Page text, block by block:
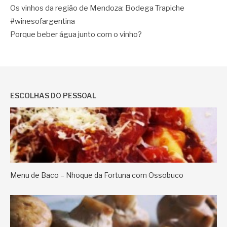
Os vinhos da região de Mendoza: Bodega Trapiche
#winesofargentina
Porque beber água junto com o vinho?
ESCOLHAS DO PESSOAL
Menu de Baco – Nhoque da Fortuna com Ossobuco